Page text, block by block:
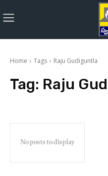
Home Tags Raju Gudiguntla
Tag: Raju
No posts to display